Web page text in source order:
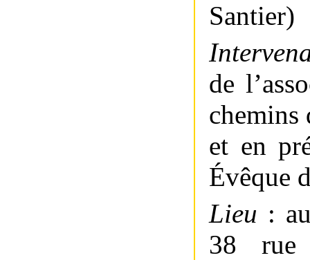
Santier)
de
chemins
et en
Évêque
Lieu :
38 rue